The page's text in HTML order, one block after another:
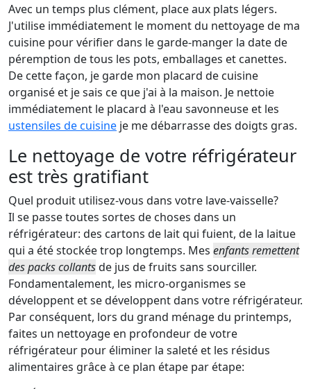
Avec un temps plus clément, place aux plats légers.
J'utilise immédiatement le moment du nettoyage de ma
cuisine pour vérifier dans le garde-manger la date de
péremption de tous les pots, emballages et canettes.
De cette façon, je garde mon placard de cuisine
organisé et je sais ce que j'ai à la maison. Je nettoie
immédiatement le placard à l'eau savonneuse et les
ustensiles de cuisine je me débarrasse des doigts gras.
Le nettoyage de votre réfrigérateur
est très gratifiant
Quel produit utilisez-vous dans votre lave-vaisselle?
Il se passe toutes sortes de choses dans un
réfrigérateur: des cartons de lait qui fuient, de la laitue
qui a été stockée trop longtemps. Mes enfants remettent
des packs collantsde jus de fruits sans sourciller.
Fondamentalement, les micro-organismes se
développent et se développent dans votre réfrigérateur.
Par conséquent, lors du grand ménage du printemps,
faites un nettoyage en profondeur de votre
réfrigérateur pour éliminer la saleté et les résidus
alimentaires grâce à ce plan étape par étape: